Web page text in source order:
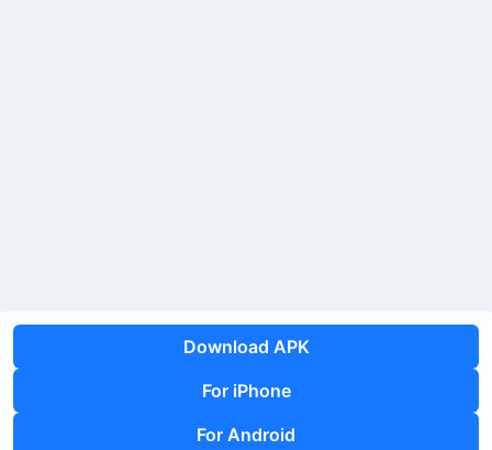
Download APK
For iPhone
For Android